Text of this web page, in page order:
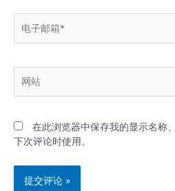
子
站
在此浏览器中保存我的显示名称
下次评论时使用。